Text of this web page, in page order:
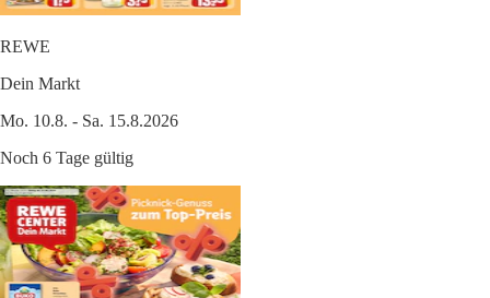
REWE
Dein Markt
Mo. 10.8. - Sa. 15.8.2026
Noch 6 Tage gültig